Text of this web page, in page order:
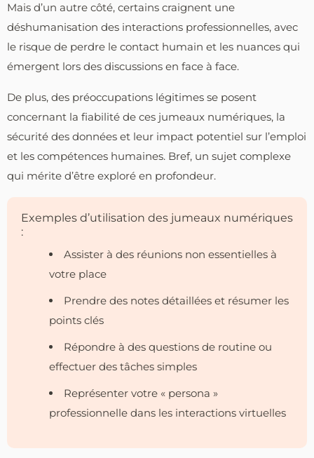
Mais d’un autre côté, certains craignent une
déshumanisation des interactions professionnelles, avec
le risque de perdre le contact humain et les nuances qui
émergent lors des discussions en face à face.
De plus, des préoccupations légitimes se posent
concernant la fiabilité de ces jumeaux numériques, la
sécurité des données et leur impact potentiel sur l’emploi
et les compétences humaines. Bref, un sujet complexe
qui mérite d’être exploré en profondeur.
Exemples d’utilisation des jumeaux numériques
:
Assister à des réunions non essentielles à
votre place
Prendre des notes détaillées et résumer les
points clés
Répondre à des questions de routine ou
effectuer des tâches simples
Représenter votre « persona »
professionnelle dans les interactions virtuelles